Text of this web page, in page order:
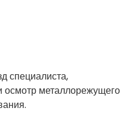
специалиста,
осмотр металлорежущего